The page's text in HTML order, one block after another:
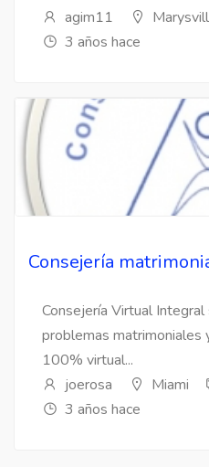
agim11
3 años hace
Consejería
Consejería Virtual Integral
problemas matrimoniales
100% virtual...
joerosa
Miami
3 años hace